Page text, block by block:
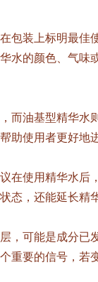
包装上标明最佳
水的颜色、气味
而油基型精华水
使用者更好地进
在使用精华水后
，还能延长精
，可能是成分已
重要的信号，若